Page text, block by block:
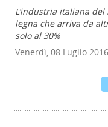
L’industria italiana
legna che arriva da
solo al 30%
Venerdì, 08 Luglio 2016